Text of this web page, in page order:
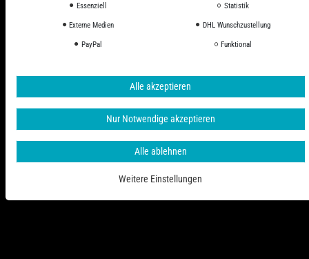
Alle Preise inkl. ges. MwSt. zzgl. Versandkosten
© 2006 - 2026 PHD-24 / Alle Rechte vorbehalten.
Essenziell Statistik
Externe Medien DHL Wunschzustellung
PayPal Funktional
Alle akzeptieren
Nur Notwendige akzeptieren
Alle ablehnen
Weitere Einstellungen